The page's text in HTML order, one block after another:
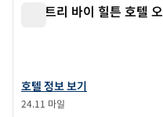
더블트리 바이 힐튼 호텔
더블트리 바이 힐튼 호텔 오거스
호텔 정보 보기
24.11 마일